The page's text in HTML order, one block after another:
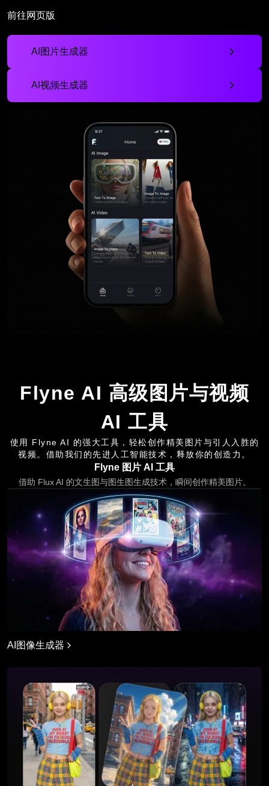
前往网页版
AI图片生成器
AI视频生成器
Flyne AI 高级图片与视频
AI 工具
使用 Flyne AI 的强大工具，轻松创作精美图片与引人入胜的
视频。借助我们的先进人工智能技术，释放你的创造力。
Flyne 图片 AI 工具
借助 Flux AI 的文生图与图生图生成技术，瞬间创作精美图片。
AI图像生成器